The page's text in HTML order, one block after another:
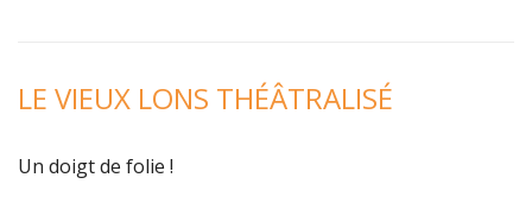
LE VIEUX LONS THÉÂTRALISÉ
Un doigt de folie !